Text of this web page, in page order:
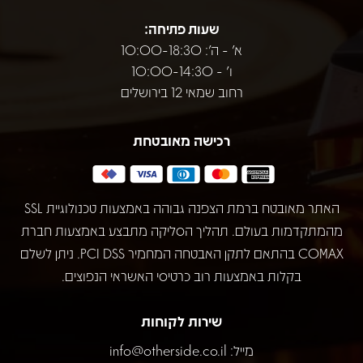
שעות פתיחה:
א' - ה': 10:00-18:30
ו' - 10:00-14:30
רחוב שמאי 12 בירושלים
רכישה מאובטחת
האתר מאובטח ברמת הצפנה גבוהה באמצעות טכנולוגיית SSL
מהמתקדמות בעולם. תהליך הסליקה מתבצע באמצעות חברת
COMAX בהתאם לתקן האבטחה המחמיר PCI DSS. ניתן לשלם
בקלות באמצעות רוב כרטיסי האשראי הנפוצים.
שירות לקוחות
מייל: info@otherside.co.il